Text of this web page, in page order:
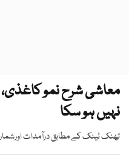
معاشی شرح نمو کاغذی،
نہیں ہو سکا
تھنک ٹینک کے مطابق درآمدات